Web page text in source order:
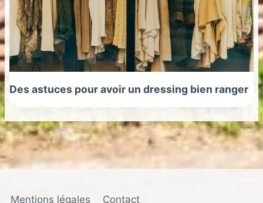
Des astuces pour avoir un dressing bien ranger
Mentions légales Contact